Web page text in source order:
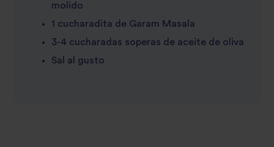
molido
1 cucharadita de Garam Masala
3-4 cucharadas soperas de aceite de oliva
Sal al gusto